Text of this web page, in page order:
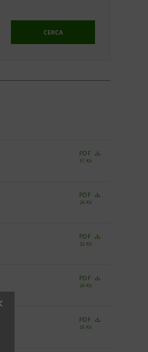
CERCA
PDF
61 Kb
PDF
26 Kb
PDF
32 Kb
PDF
26 Kb
PDF
26 Kb